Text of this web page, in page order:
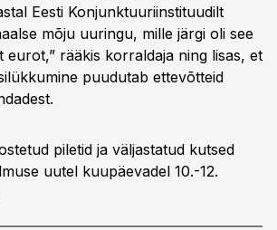
Eesti Konjunktuuriinstituudilt
mõju uuringu, mille järgi oli see
eurot,” rääkis korraldaja ning lisas, et
puudutab ettevõtteid
piletid ja väljastatud kutsed
uutel kuupäevadel 10.-12.